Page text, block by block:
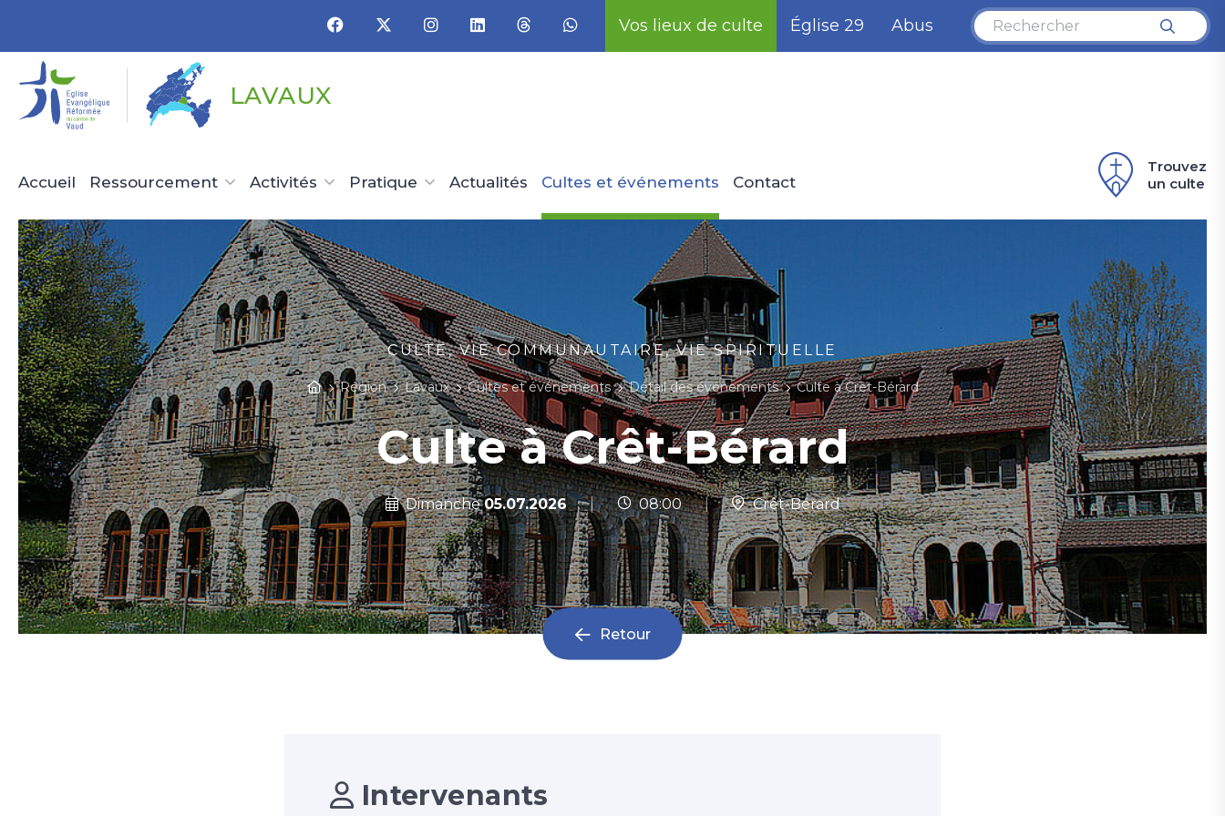
Vos lieux de culte Église 29 Abus
LAVAUX
Accueil Ressourcement Activités Pratique Actualités Cultes et événements Contact
Trouvez
un culte
CULTE, VIE COMMUNAUTAIRE, VIE SPIRITUELLE
Région Lavaux Cultes et événements Détail des événements Culte à Crêt-Bérard
Culte à Crêt-Bérard
Dimanche05.07.2026 | 08:00 | Crêt-Bérard
Retour
Intervenants